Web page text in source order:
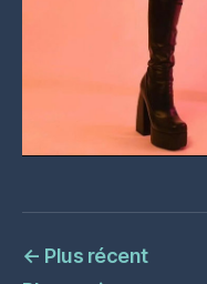
← Plus récent